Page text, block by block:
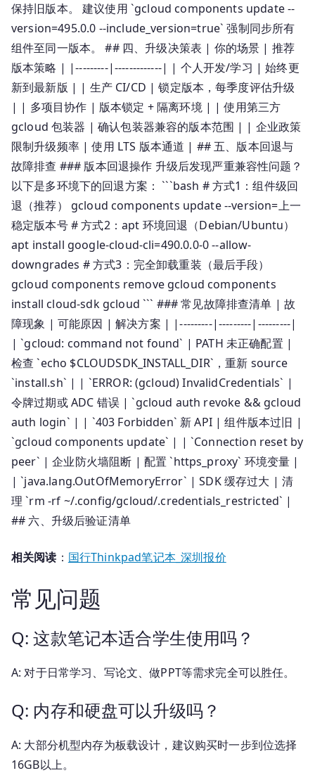
保持旧版本。 建议使用 `gcloud components update --
version=495.0.0 --include_version=true` 强制同步所有
组件至同一版本。 ## 四、升级决策表 | 你的场景 | 推荐
版本策略 | |---------|-------------| | 个人开发/学习 | 始终更
新到最新版 | | 生产 CI/CD | 锁定版本，每季度评估升级
| | 多项目协作 | 版本锁定 + 隔离环境 | | 使用第三方
gcloud 包装器 | 确认包装器兼容的版本范围 | | 企业政策
限制升级频率 | 使用 LTS 版本通道 | ## 五、版本回退与
故障排查 ### 版本回退操作 升级后发现严重兼容性问题？
以下是多环境下的回退方案： ```bash # 方式1：组件级回
退（推荐） gcloud components update --version=上一
稳定版本号 # 方式2：apt 环境回退（Debian/Ubuntu）
apt install google-cloud-cli=490.0.0-0 --allow-
downgrades # 方式3：完全卸载重装（最后手段）
gcloud components remove gcloud components
install cloud-sdk gcloud ``` ### 常见故障排查清单 | 故
障现象 | 可能原因 | 解决方案 | |---------|---------|---------|
| `gcloud: command not found` | PATH 未正确配置 |
检查 `echo $CLOUDSDK_INSTALL_DIR`，重新 source
`install.sh` | | `ERROR: (gcloud) InvalidCredentials` |
令牌过期或 ADC 错误 | `gcloud auth revoke && gcloud
auth login` | | `403 Forbidden` 新 API | 组件版本过旧 |
`gcloud components update` | | `Connection reset by
peer` | 企业防火墙阻断 | 配置 `https_proxy` 环境变量 |
| `java.lang.OutOfMemoryError` | SDK 缓存过大 | 清
理 `rm -rf ~/.config/gcloud/.credentials_restricted` |
## 六、升级后验证清单
相关阅读 ： 国行Thinkpad笔记本_深圳报价
常见问题
Q: 这款笔记本适合学生使用吗？
A: 对于日常学习、写论文、做PPT等需求完全可以胜任。
Q: 内存和硬盘可以升级吗？
A: 大部分机型内存为板载设计，建议购买时一步到位选择
16GB以上。